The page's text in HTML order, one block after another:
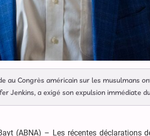
au Congrès américain sur les musulmans
Jenkins, a exigé son expulsion immédiate
(ABNA) – Les récentes déclarations